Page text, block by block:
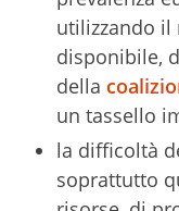
utilizzando il
disponibile,
della
un tassello
la difficoltà
soprattutto